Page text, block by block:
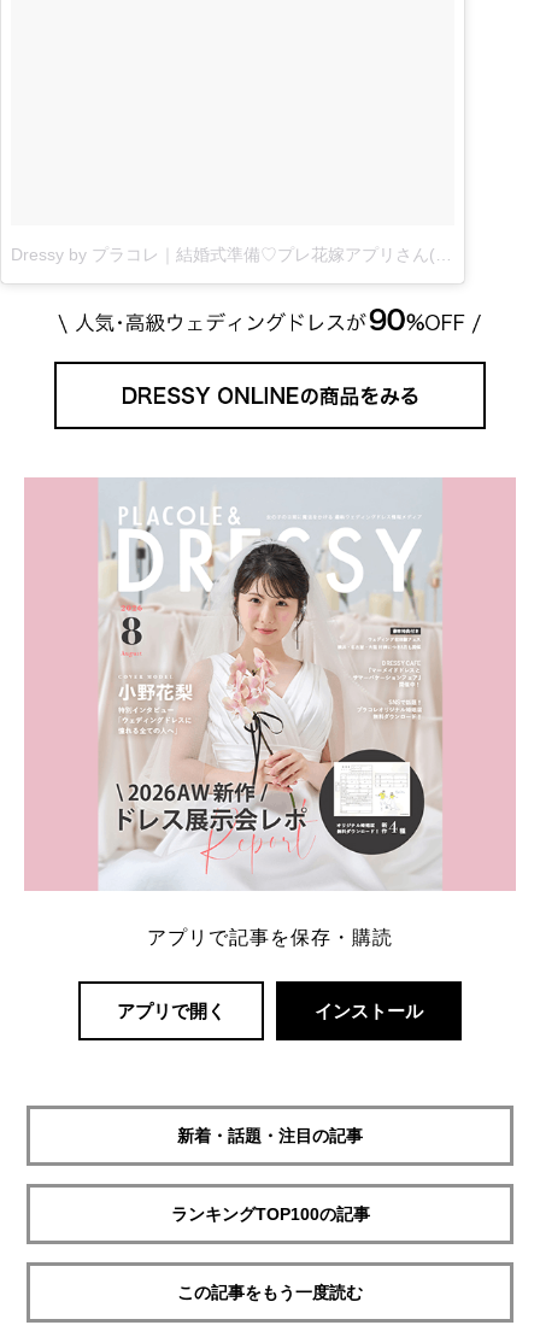
Dressy by プラコレ｜結婚式準備♡プレ花嫁アプリさん(@placolewedding)がシェアした投稿
アプリで記事を保存・購読
アプリで開く インストール
新着・話題・注目の記事
ランキングTOP100の記事
この記事をもう一度読む